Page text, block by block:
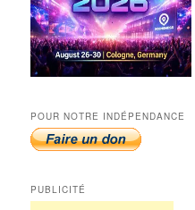
POUR NOTRE INDÉPENDANCE
PUBLICITÉ